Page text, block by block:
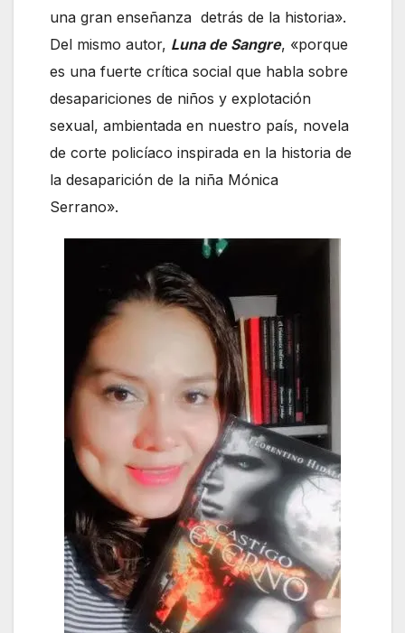
una gran enseñanza detrás de la historia».
Del mismo autor, Luna de Sangre, «porque
es una fuerte crítica social que habla sobre
desapariciones de niños y explotación
sexual, ambientada en nuestro país, novela
de corte policíaco inspirada en la historia de
la desaparición de la niña Mónica
Serrano».